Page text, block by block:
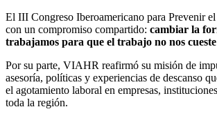
El III Congreso Iberoamericano para Prevenir
con un compromiso compartido: cambiar la
trabajamos para que el trabajo no nos
Por su parte, VIAHR reafirmó su misión de
asesoría, políticas y experiencias de descanso
el agotamiento laboral en empresas,
toda la región.